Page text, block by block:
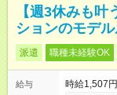
【週3休みも
ションのモデ
派遣 職種未経験OK
給与
時給1,507